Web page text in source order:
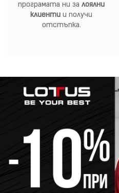
програмата ни за лоялни
клиенти и получи
отстъпка.